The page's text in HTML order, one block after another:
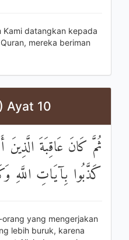
datangkan kepada
mereka beriman
Ayat 10
ثُمَّ كَانَ عَاقِبَةَ
كَذَّبُوا بِآيَاتِ اللَّهِ
yang mengerjakan
lebih buruk, karena